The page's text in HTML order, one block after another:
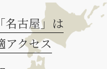
名古屋」は
アクセス